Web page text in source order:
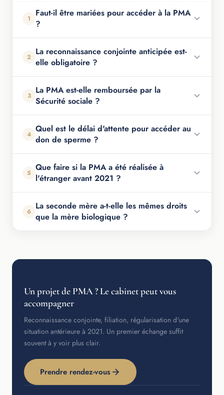
1
Faut-il être mariées pour accéder à la PMA
?
2 La reconnaissance conjointe anticipée est-
elle obligatoire ?
3 La PMA est-elle remboursée par la
Sécurité sociale ?
4 Quel est le délai d'attente pour accéder au
don de sperme ?
5 Que faire si la PMA a été réalisée à
l'étranger avant 2021 ?
6 La seconde mère a-t-elle les mêmes droits
que la mère biologique ?
Un projet de PMA ? Le cabinet peut vous
accompagner
Reconnaissance conjointe, filiation, régularisation d'une
situation antérieure à 2021. Un premier échange suffit
souvent à y voir plus clair.
Prendre rendez-vous